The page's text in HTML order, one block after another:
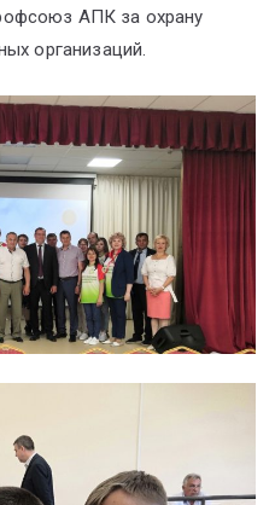
АПК за охрану
организаций.